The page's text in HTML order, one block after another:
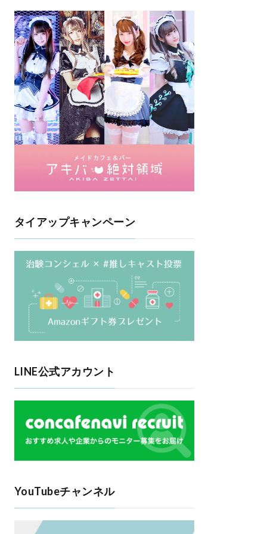
タイアップキャンペーン
LINE公式アカウント
YouTubeチャンネル